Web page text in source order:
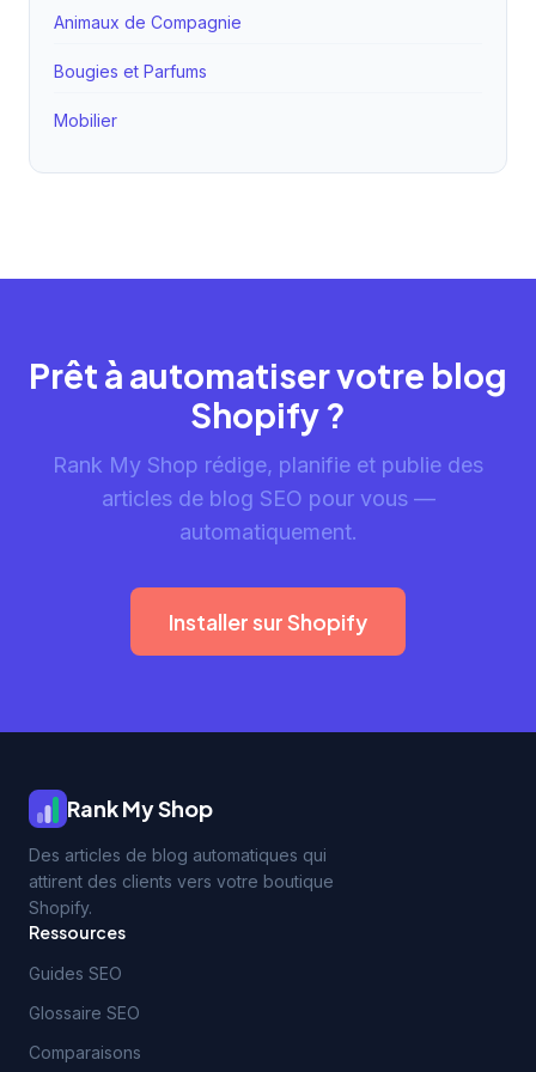
Animaux de Compagnie
Bougies et Parfums
Mobilier
Prêt à automatiser votre blog
Shopify ?
Rank My Shop rédige, planifie et publie des
articles de blog SEO pour vous —
automatiquement.
Installer sur Shopify
Rank My Shop
Des articles de blog automatiques qui
attirent des clients vers votre boutique
Shopify.
Ressources
Guides SEO
Glossaire SEO
Comparaisons